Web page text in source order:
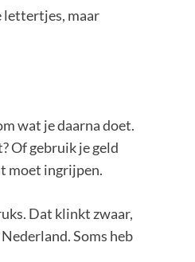
lettertjes, maar
wat je daarna doet.
Of gebruik je geld
moet ingrijpen.
Dat klinkt zwaar,
Soms heb